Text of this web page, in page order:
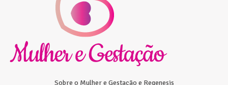
Sobre o Mulher e Gestação e Regenesis